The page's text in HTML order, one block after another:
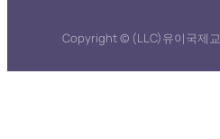
Copyright © (LLC)유이국제